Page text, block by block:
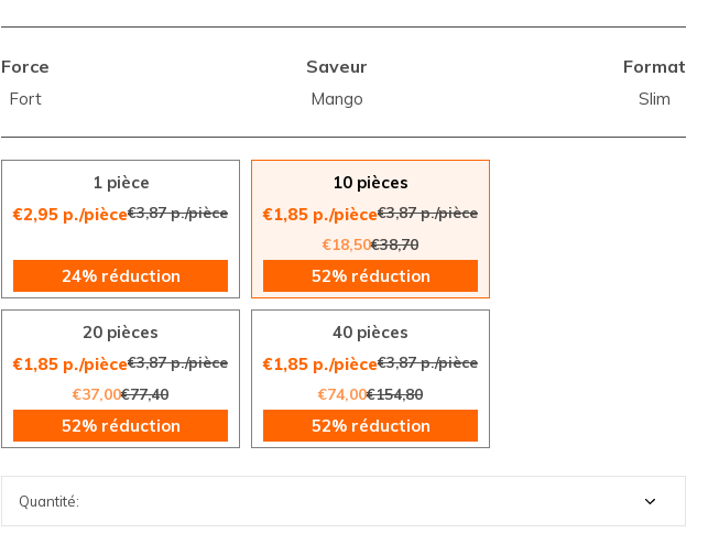
Force
Fort
Saveur
Mango
Format
Slim
1 pièce
€2,95 p./pièce€3,87 p./pièce
24% réduction
10 pièces
€1,85 p./pièce€3,87 p./pièce
€18,50€38,70
52% réduction
20 pièces
€1,85 p./pièce€3,87 p./pièce
€37,00€77,40
52% réduction
40 pièces
€1,85 p./pièce€3,87 p./pièce
€74,00€154,80
52% réduction